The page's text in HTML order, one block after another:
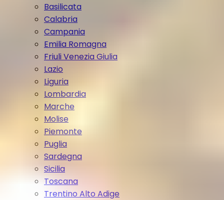
Basilicata
Calabria
Campania
Emilia Romagna
Friuli Venezia Giulia
Lazio
Liguria
Lombardia
Marche
Molise
Piemonte
Puglia
Sardegna
Sicilia
Toscana
Trentino Alto Adige